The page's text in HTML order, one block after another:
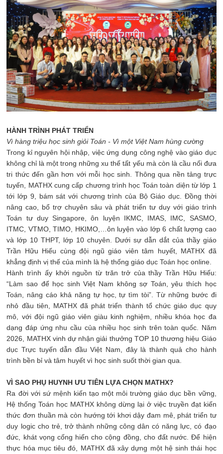
HÀNH TRÌNH PHÁT TRIỂN
Vì hàng triệu học sinh giỏi Toán - Vì một Việt Nam hùng cường
Trong kỉ nguyên hội nhập, việc ứng dụng công nghệ vào giáo dục
không chỉ là một trong những xu thế tất yếu mà còn là cầu nối đưa
tri thức đến gần hơn với mỗi học sinh. Thông qua nền tảng trực
tuyến, MATHX cung cấp chương trình học Toán toàn diện từ lớp 1
tới lớp 9, bám sát với chương trình của Bộ Giáo dục. Đồng thời
nâng cao, bổ trợ chuyên sâu và phát triển tư duy với giáo trình
Toán tư duy Singapore, ôn luyện IKMC, IMAS, IMC, SASMO,
ITMC, VTMO, TIMO, HKIMO,…ôn luyện vào lớp 6 chất lượng cao
và lớp 10 THPT, lớp 10 chuyên. Dưới sự dẫn dắt của thầy giáo
Trần Hữu Hiếu cùng đội ngũ giáo viên tâm huyết, MATHX đã
khẳng định vị thế của mình là hệ thống giáo dục Toán học online.
Hành trình ấy khởi nguồn từ trăn trở của thầy Trần Hữu Hiếu:
“Làm sao để học sinh Việt Nam không sợ Toán, yêu thích học
Toán, nâng cáo khả năng tự học, tự tìm tòi”. Từ những bước đi
nhỏ đầu tiên, MATHX đã phát triển thành tổ chức giáo dục quy
mô, với đội ngũ giáo viên giàu kinh nghiệm, nhiều khóa học đa
dạng đáp ứng nhu cầu của nhiều học sinh trên toàn quốc. Năm
2026, MATHX vinh dự nhận giải thưởng TOP 10 thương hiệu Giáo
dục Trực tuyến dẫn đầu Việt Nam, đây là thành quả cho hành
trình bền bỉ và tâm huyết vì học sinh suốt thời gian qua.
VÌ SAO PHỤ HUYNH ƯU TIÊN LỰA CHỌN MATHX?
Ra đời với sứ mệnh kiến tạo một môi trường giáo dục bền vững,
Hệ thống Toán học MATHX không dừng lại ở việc truyền đạt kiến
thức đơn thuần mà còn hướng tới khơi dậy đam mê, phát triển tư
duy logic cho trẻ, trở thành những công dân có năng lực, có đạo
đức, khát vọng cống hiến cho cộng đồng, cho đất nước. Để hiện
thực hóa mục tiêu đó, MATHX đã xây dựng một hệ sinh thái học